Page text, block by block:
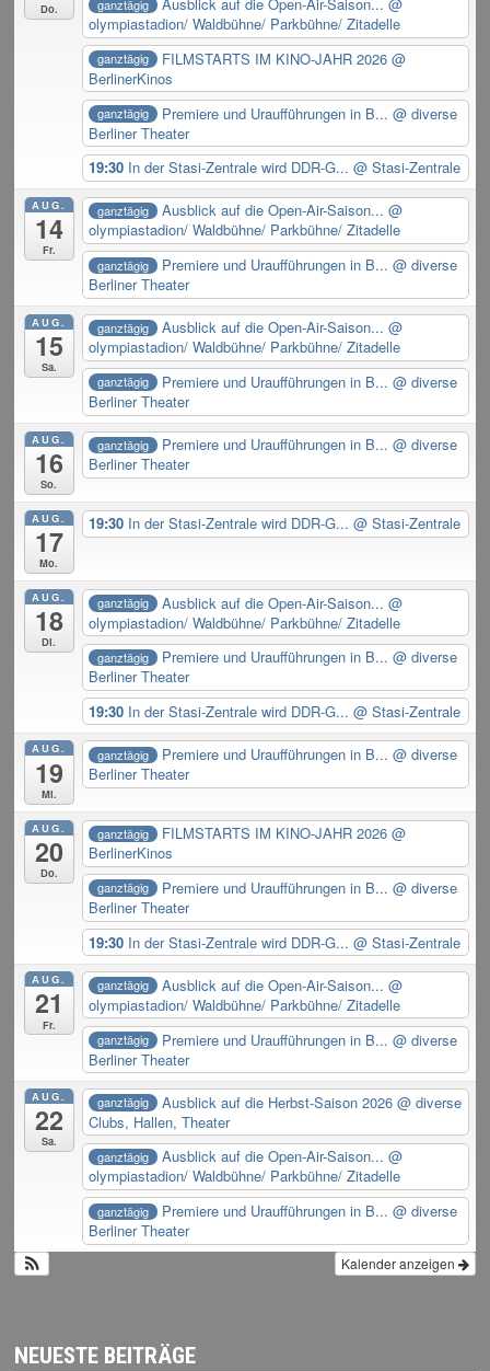
Do. ganztägig
olympiastadion/ Waldbühne/ Parkbühne/ Zitadelle
ganztägig FILMSTARTS IM KINO-JAHR 2026 @
BerlinerKinos
ganztägig Premiere und Uraufführungen in B... @ diverse
Berliner Theater
19:30 In der Stasi-Zentrale wird DDR-G...@ Stasi-Zentrale
AUG.
14
Fr.
ganztägig Ausblick auf die Open-Air-Saison... @
olympiastadion/ Waldbühne/ Parkbühne/ Zitadelle
ganztägig Premiere und Uraufführungen in B... @ diverse
Berliner Theater
AUG.
15
Sa.
ganztägig Ausblick auf die Open-Air-Saison... @
olympiastadion/ Waldbühne/ Parkbühne/ Zitadelle
ganztägig Premiere und Uraufführungen in B... @ diverse
Berliner Theater
AUG.
16
So.
ganztägig Premiere und Uraufführungen in B... @ diverse
Berliner Theater
AUG.
17
Mo.
19:30 In der Stasi-Zentrale wird DDR-G...@ Stasi-Zentrale
AUG.
18
Di.
ganztägig Ausblick auf die Open-Air-Saison... @
olympiastadion/ Waldbühne/ Parkbühne/ Zitadelle
ganztägig Premiere und Uraufführungen in B... @ diverse
Berliner Theater
19:30 In der Stasi-Zentrale wird DDR-G...@ Stasi-Zentrale
AUG.
19
Mi.
ganztägig Premiere und Uraufführungen in B... @ diverse
Berliner Theater
AUG.
20
Do.
ganztägig FILMSTARTS IM KINO-JAHR 2026 @
BerlinerKinos
ganztägig Premiere und Uraufführungen in B... @ diverse
Berliner Theater
19:30 In der Stasi-Zentrale wird DDR-G...@ Stasi-Zentrale
AUG.
21
Fr.
ganztägig Ausblick auf die Open-Air-Saison... @
olympiastadion/ Waldbühne/ Parkbühne/ Zitadelle
ganztägig Premiere und Uraufführungen in B... @ diverse
Berliner Theater
AUG.
22
Sa.
ganztägig Ausblick auf die Herbst-Saison 2026 @ diverse
Clubs, Hallen, Theater
ganztägig Ausblick auf die Open-Air-Saison... @
olympiastadion/ Waldbühne/ Parkbühne/ Zitadelle
ganztägig Premiere und Uraufführungen in B... @ diverse
Berliner Theater
Kalender anzeigen
NEUESTE BEITRÄGE